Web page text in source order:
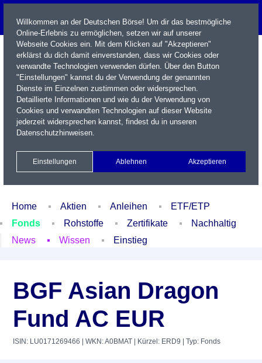
Name / WKN / ISIN / Kürzel
Xetra Realtime
Watchlist Portfolio Login
Home Aktien Anleihen
ETF/ETP
Fonds
Rohstoffe Zertifikate
Nachhaltig
News
Wissen Einstieg
BGF Asian Dragon
Fund AC EUR
ISIN: LU0171269466 | WKN: A0BMAT | Kürzel: ERD9 | Typ: Fonds
Willkommen an der Deutschen Börse! Um dir das bestmögliche
Online-Erlebnis zu ermöglichen, setzen wir auf unserer
Webseite Cookies ein. Mit dem Klicken auf "Akzeptieren"
erklärst du dich damit einverstanden, dass wir Cookies oder
verwandte Technologien verwenden dürfen. Über den Button
"Einstellungen" kannst du der Verwendung der genannten
Dienste im Einzelnen zustimmen oder widersprechen.
Detaillierte Informationen und wie du der Verwendung von
Cookies und verwandten Technologien auf dieser Website
jederzeit widersprechen kannst, findest du in unseren
Datenschutzhinweisen.
Einstellungen Ablehnen Akzeptieren